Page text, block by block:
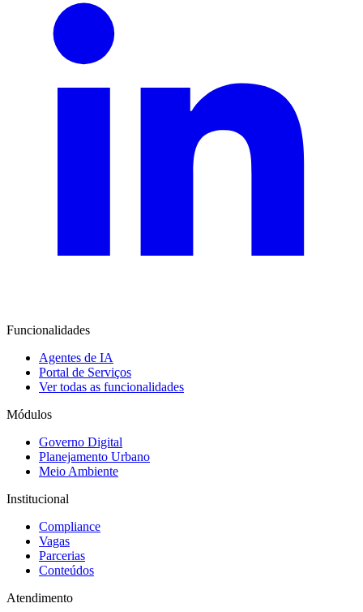
Funcionalidades
Agentes de IA
Portal de Serviços
Ver todas as funcionalidades
Módulos
Governo Digital
Planejamento Urbano
Meio Ambiente
Institucional
Compliance
Vagas
Parcerias
Conteúdos
Atendimento